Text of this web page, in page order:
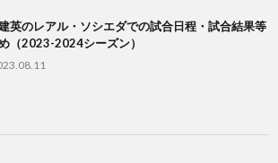
英のレアル・ソシエダでの試合日程・試合結果等
（2023-2024シーズン）